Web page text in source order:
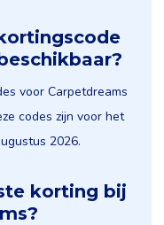
voor Carpetdreams
codes zijn voor het
2026.
korting bij